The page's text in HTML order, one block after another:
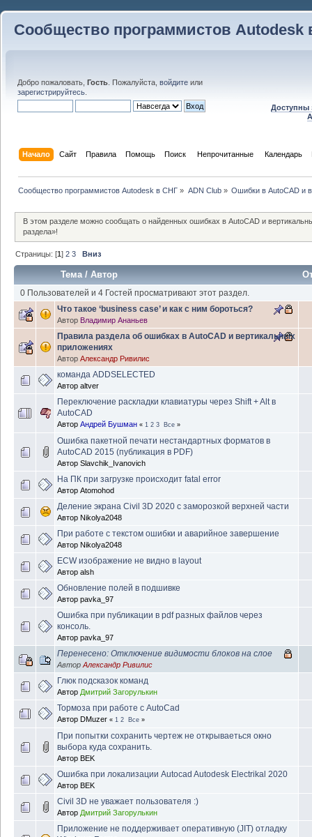
Сообщество программистов Autodesk
Добро пожаловать, Гость . Пожалуйста, войдите или
зарегистрируйтесь
Доступны
Начало Сайт Правила Помощь Поиск Непрочитанные Календарь
Сообщество программистов Autodesk в СНГ » ADN Club» Ошибки в AutoCAD и
В этом разделе можно сообщать о найденных ошибках в AutoCAD и
раздела»!
Страницы: [1]2 3 Вниз
Тема /Автор
0 Пользователей и 4 Гостей просматривают этот раздел.
Что такое ‘business case’ и как с ним бороться?
Автор Владимир Ананьев
Правила раздела об ошибках в AutoCAD и вертикальных
приложениях
Автор Александр Ривилис
команда ADDSELECTED
Автор altver
Переключение раскладки клавиатуры через Shift + Alt в
AutoCAD
Автор Андрей Бушман « 1 2 3 Все »
Ошибка пакетной печати нестандартных форматов в
AutoCAD 2015 (публикация в PDF)
Автор Slavchik_Ivanovich
На ПК при загрузке происходит fatal error
Автор Atomohod
Деление экрана Civil 3D 2020 с заморозкой верхней части
Автор Nikolya2048
При работе с текстом ошибки и аварийное завершение
Автор Nikolya2048
ECW изображение не видно в layout
Автор alsh
Обновление полей в подшивке
Автор pavka_97
Ошибка при публикации в pdf разных файлов через
консоль.
Автор pavka_97
Перенесено: Отключение видимости блоков на слое
Автор Александр Ривилис
Глюк подсказок команд
Автор Дмитрий Загорулькин
Тормоза при работе с AutoCad
Автор DMuzer « 1 2 Все »
При попытки сохранить чертеж не открываеться окно
выбора куда сохранить.
Автор BEK
Ошибка при локализации Autocad Autodesk Electrikal 2020
Автор BEK
Civil 3D не уважает пользователя :)
Автор Дмитрий Загорулькин
Приложение не поддерживает оперативную (JIT) отладку